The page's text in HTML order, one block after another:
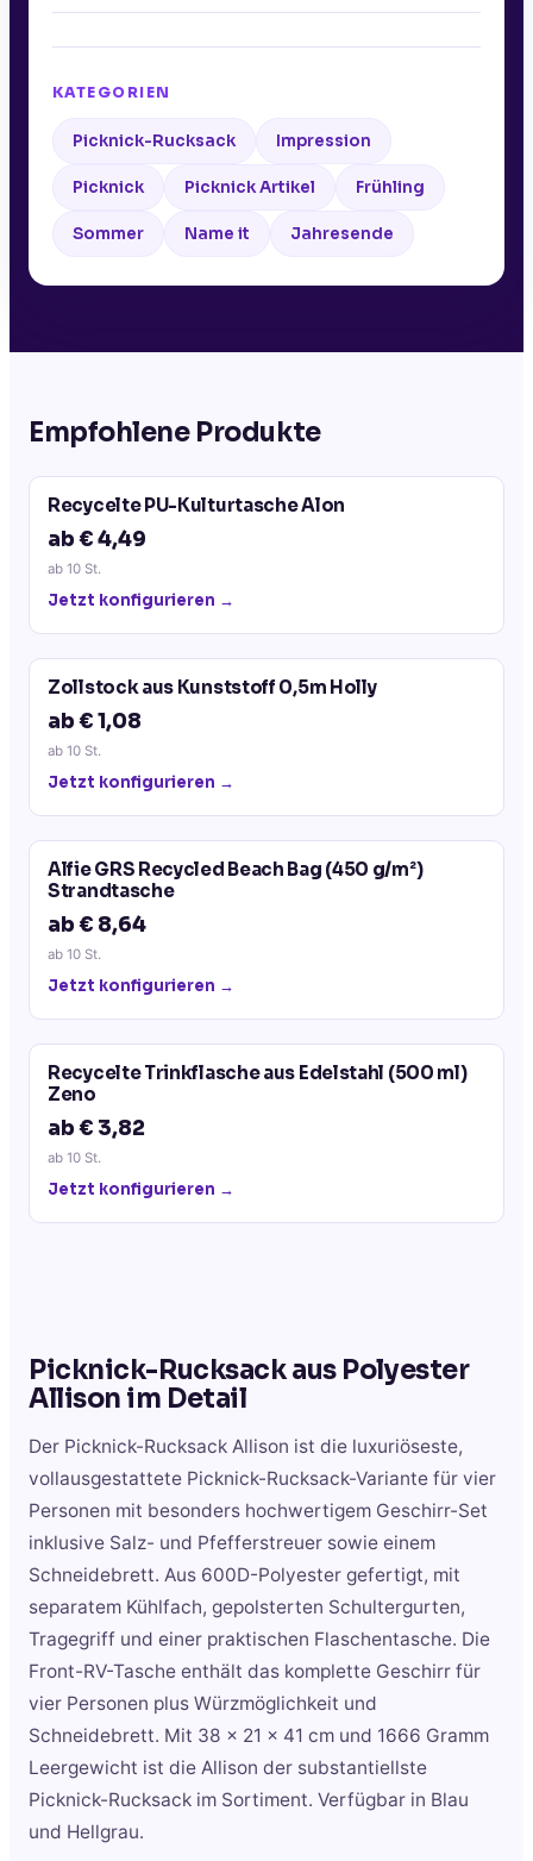
KATEGORIEN
Picknick-Rucksack Impression
Picknick Picknick Artikel Frühling
Sommer Name it Jahresende
Empfohlene Produkte
Recycelte PU-Kulturtasche Alon
ab € 4,49
ab 10 St.
Jetzt konfigurieren →
Zollstock aus Kunststoff 0,5m Holly
ab € 1,08
ab 10 St.
Jetzt konfigurieren →
Alfie GRS Recycled Beach Bag (450 g/m²)
Strandtasche
ab € 8,64
ab 10 St.
Jetzt konfigurieren →
Recycelte Trinkflasche aus Edelstahl (500 ml)
Zeno
ab € 3,82
ab 10 St.
Jetzt konfigurieren →
Picknick-Rucksack aus Polyester
Allison im Detail
Der Picknick-Rucksack Allison ist die luxuriöseste,
vollausgestattete Picknick-Rucksack-Variante für vier
Personen mit besonders hochwertigem Geschirr-Set
inklusive Salz- und Pfefferstreuer sowie einem
Schneidebrett. Aus 600D-Polyester gefertigt, mit
separatem Kühlfach, gepolsterten Schultergurten,
Tragegriff und einer praktischen Flaschentasche. Die
Front-RV-Tasche enthält das komplette Geschirr für
vier Personen plus Würzmöglichkeit und
Schneidebrett. Mit 38 x 21 x 41 cm und 1666 Gramm
Leergewicht ist die Allison der substantiellste
Picknick-Rucksack im Sortiment. Verfügbar in Blau
und Hellgrau.